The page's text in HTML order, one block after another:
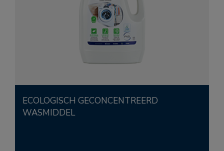
ECOLOGISCH GECONCENTREERD
WASMIDDEL